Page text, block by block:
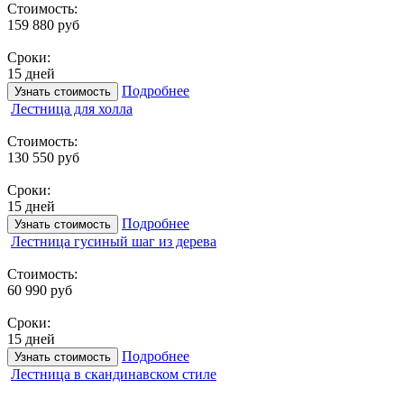
Стоимость:
159 880 руб
Сроки:
15 дней
Узнать стоимость
Подробнее
Лестница для холла
Стоимость:
130 550 руб
Сроки:
15 дней
Узнать стоимость
Подробнее
Лестница гусиный шаг из дерева
Стоимость:
60 990 руб
Сроки:
15 дней
Узнать стоимость
Подробнее
Лестница в скандинавском стиле